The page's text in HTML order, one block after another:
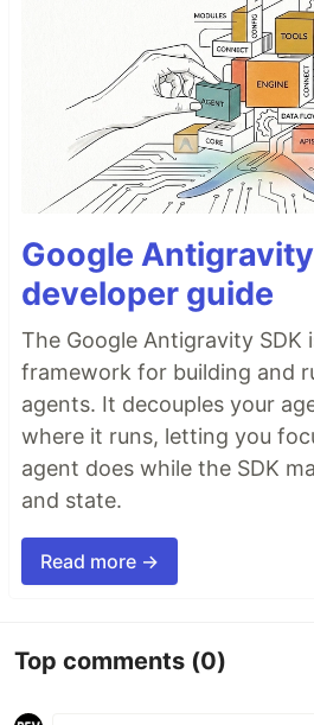
Google
developer guide
The Google Antigravity SDK
framework for building and
agents. It decouples your
where it runs, letting you
agent does while the SDK
and state.
Read more →
Top comments (0)